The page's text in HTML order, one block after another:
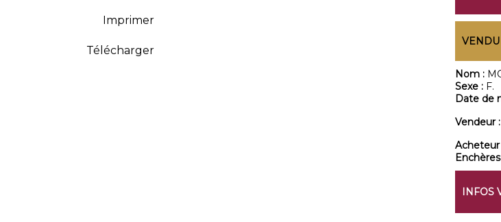
Imprimer
Télécharger
VENDU
Nom :
Sexe : F.
Date de
Vendeur :
Acheteur
INFOS